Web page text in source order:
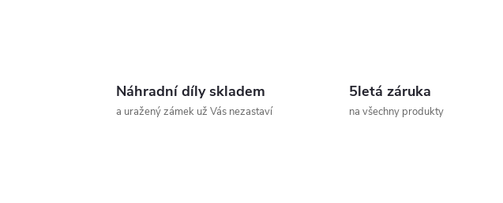
Náhradní díly skladem
a uražený zámek už Vás nezastaví
5letá záruka
na všechny produkty